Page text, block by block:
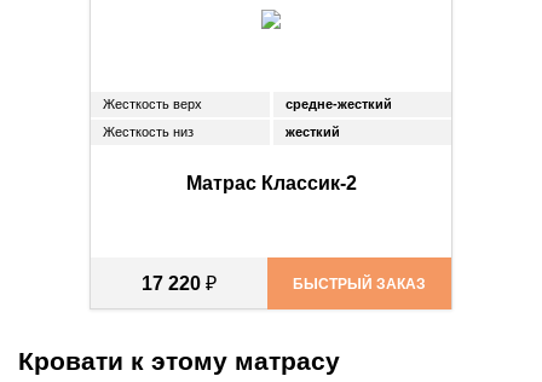
Жесткость верх
средне-жесткий
Жесткость низ
жесткий
Матрас Классик-2
17 220 ₽ БЫСТРЫЙ ЗАКАЗ
Кровати к этому матрасу